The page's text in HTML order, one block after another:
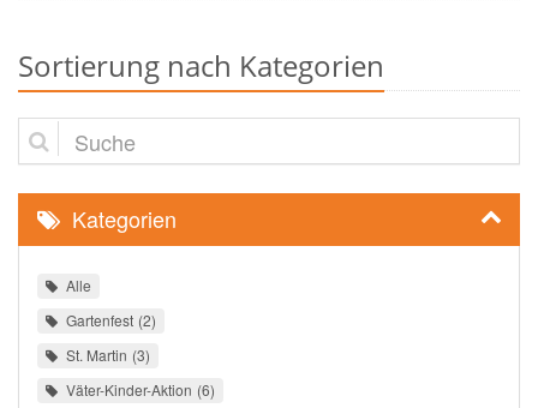
Sortierung nach Kategorien
Suche
Kategorien
Alle
Gartenfest 2
St. Martin 3
Väter-Kinder-Aktion 6